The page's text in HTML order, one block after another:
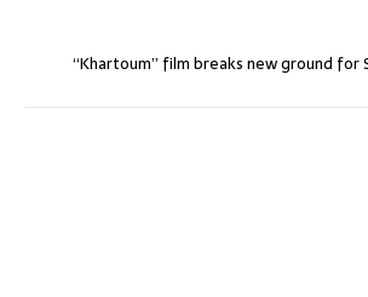
“Khartoum” film breaks new ground for